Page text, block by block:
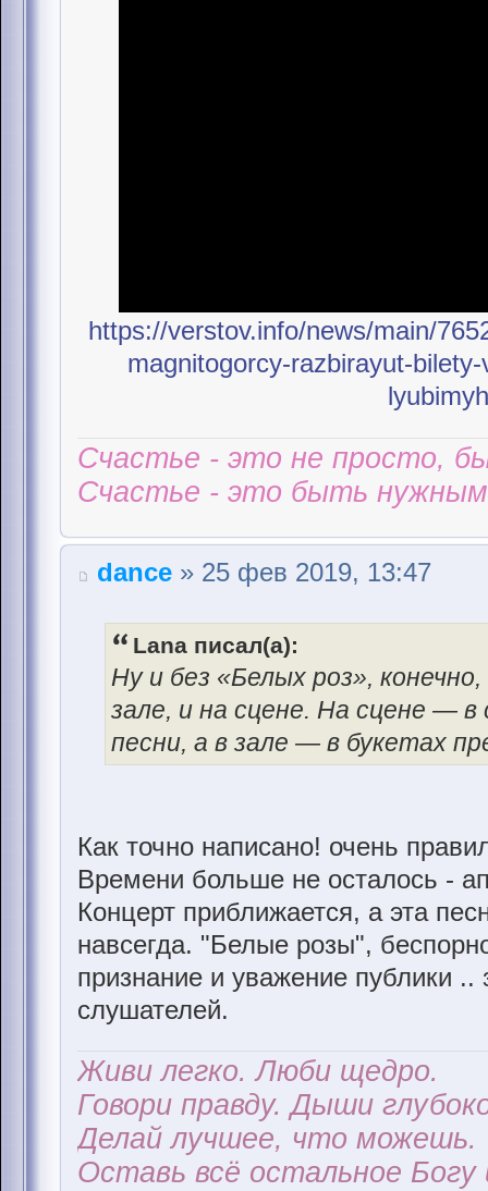
https://verstov.info/news/main/
magnitogorcy-razbirayut-
Счастье - это не просто,
Счастье - это быть
dance » 25 фев 2019, 13:47
Lana писал(а):
Ну и без «Белых роз»,
зале, и на сцене. На сцене —
песни, а в зале — в букетах
Как точно написано! очень
Времени больше не осталось -
Концерт приближается, а эта
навсегда. "Белые розы",
признание и уважение публики ..
слушателей.
Живи легко. Люби щедро.
Говори правду. Дыши
Делай лучшее, что можешь.
Оставь всё остальное Богу